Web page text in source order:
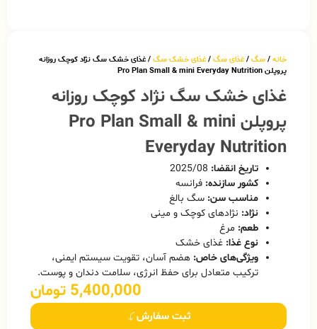
خانه / سگ /غذای سگ /غذای خشک سگ / غذای خشک سگ نژاد کوچک روزانه
پروپلن Pro Plan Small & mini Everyday Nutrition
غذای خشک سگ نژاد کوچک روزانه
پروپلن Pro Plan Small & mini
Everyday Nutrition
تاریخ انقضا:
کشور سازنده: فرانسه
مناسب سن: سگ بالغ
نژاد: نژادهای کوچک و مینی
طعم: مرغ
نوع غذا: غذای خشک
ویژگی‌های خاص: هضم آسان، تقویت سیستم ایمنی،
ترکیب متعادل برای حفظ انرژی، سلامت دندان و پوست.
5,400,000 تومان
ثبت سفارش